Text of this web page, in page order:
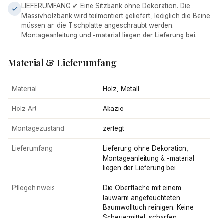
LIEFERUMFANG ✔ Eine Sitzbank ohne Dekoration. Die
Massivholzbank wird teilmontiert geliefert, lediglich die Beine
müssen an die Tischplatte angeschraubt werden.
Montageanleitung und -material liegen der Lieferung bei.
Material & Lieferumfang
Material Holz, Metall
Holz Art Akazie
Montagezustand zerlegt
Lieferumfang
Lieferung ohne Dekoration,
Montageanleitung & -material
liegen der Lieferung bei
Pflegehinweis
Die Oberfläche mit einem
lauwarm angefeuchteten
Baumwolltuch reinigen. Keine